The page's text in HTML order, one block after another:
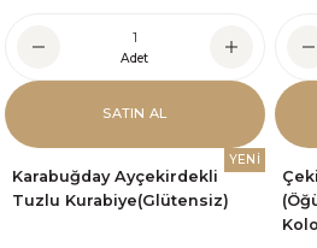
Adet
SATIN AL
YENİ
Karabuğday Ayçekirdekli
Tuzlu Kurabiye(Glütensiz)